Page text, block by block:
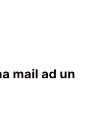
mail ad un